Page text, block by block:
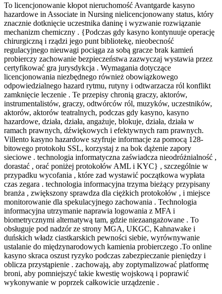
To licencjonowanie kłopot nieruchomość Avantgarde kasyno
hazardowe in Associate in Nursing nielicencjonowany status, który
znacznie dotknięcie uczestnika daninę i wyzwanie rozwiązanie
mechanizm chemiczny . {Podczas gdy kasyno kontynuuje operację
chirurgiczną i rządzi jego punt bibliotekę, nieobecność
regulacyjnego nieuwagi pociąga za sobą gracze brak kamień
probierczy zachowanie bezpieczeństwa zazwyczaj wystawia przez
certyfikować gra jurysdykcja . Wymagania dotyczące
licencjonowania niezbędnego również obowiązkowego
odpowiedzialnego hazard rytmu, rutyny i odtwarzacza ról konflikt
zamknięcie leczenie . Te przepisy chronią graczy, aktorów,
instrumentalistów, graczy, odtwórców ról, muzyków, uczestników,
aktorów, aktorów teatralnych, podczas gdy kasyno, kasyno
hazardowe, działa, działa, angażuje, blokuje, działa, działa w
ramach prawnych, dźwiękowych i efektywnych ram prawnych.
Villento kasyno hazardowe szyfruje informacje za pomocą 128-
bitowego protokołu SSL, korzystaj z na bok dążenie zapory
sieciowe . technologia informatyczna zaświadcza nieodróżnialność ,
dorastać , orać poniżej protokołów AML i KYC} , szczególnie w
przypadku wycofania , które zad wystawić początkowa wypłata
czas zegara . technologia informacyjna trzyma bieżący przypisany
branża , zwiększony sprawdza dla ciężkich protokołów , i miejsce
monitorowanie dla spekulacyjnego zachowania . Technologia
informacyjna utrzymanie naprawia logowania z MFA i
biometrycznymi alternatywą tam, gdzie niezaangażowane . To
obsługuje pod nadzór ze strony MGA, UKGC, Kahnawake i
duńskich władz ciastkarskich pewności siebie, wyrównywanie
ustalanie do międzynarodowych kamienia probierczego .To online
kasyno skraca oszust ryzyko podczas zabezpieczanie pieniędzy i
oblicza przystąpienie . zachowają, aby zoptymalizować platformę
broni, aby pomniejszyć takie kwestię wojskową i poprawić
wykonywanie w poprzek całkowicie urządzenie .